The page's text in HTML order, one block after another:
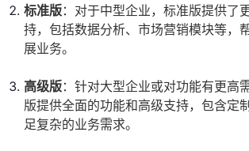
标准版：对于中型企业，标准版提供了
持，包括数据分析、市场营销模块等，
展业务。
高级版：针对大型企业或对功能有更高
版提供全面的功能和高级支持，包含定
足复杂的业务需求。